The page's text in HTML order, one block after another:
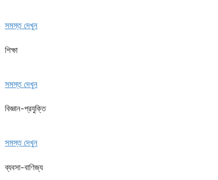
সমস্ত দেখুন
শিক্ষা
সমস্ত দেখুন
বিজ্ঞান-প্রযুক্তি
সমস্ত দেখুন
ব্যবসা-বাণিজ্য